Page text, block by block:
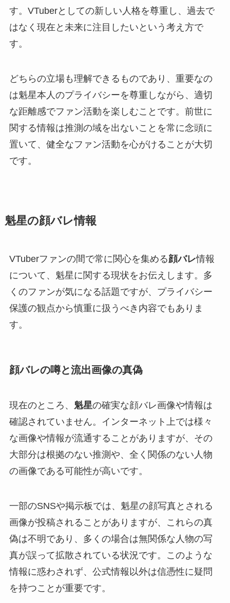
す。VTuberとしての新しい人格を尊重し、過去で
はなく現在と未来に注目したいという考え方で
す。
どちらの立場も理解できるものであり、重要なの
は魁星本人のプライバシーを尊重しながら、適切
な距離感でファン活動を楽しむことです。前世に
関する情報は推測の域を出ないことを常に念頭に
置いて、健全なファン活動を心がけることが大切
です。
魁星の顔バレ情報
VTuberファンの間で常に関心を集める顔バレ情報
について、魁星に関する現状をお伝えします。多
くのファンが気になる話題ですが、プライバシー
保護の観点から慎重に扱うべき内容でもありま
す。
顔バレの噂と流出画像の真偽
現在のところ、 魁星の確実な顔バレ画像や情報は
確認されていません。インターネット上では様々
な画像や情報が流通することがありますが、その
大部分は根拠のない推測や、全く関係のない人物
の画像である可能性が高いです。
一部のSNSや掲示板では、魁星の顔写真とされる
画像が投稿されることがありますが、これらの真
偽は不明であり、多くの場合は無関係な人物の写
真が誤って拡散されている状況です。このような
情報に惑わされず、公式情報以外は信憑性に疑問
を持つことが重要です。